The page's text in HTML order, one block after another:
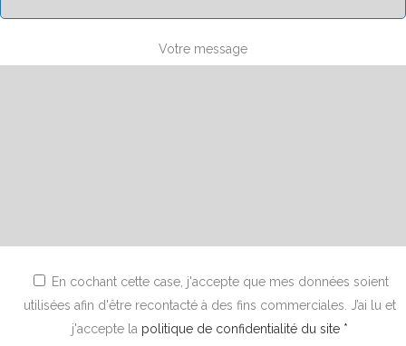
Votre message
En cochant cette case, j'accepte que mes données soient
utilisées afin d'être recontacté à des fins commerciales. J’ai lu et
j'accepte la politique de confidentialité du site *